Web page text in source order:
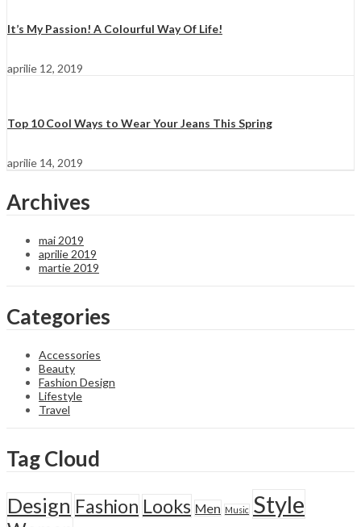
It’s My Passion! A Colourful Way Of Life!
aprilie 12, 2019
Top 10 Cool Ways to Wear Your Jeans This Spring
aprilie 14, 2019
Archives
mai 2019
aprilie 2019
martie 2019
Categories
Accessories
Beauty
Fashion Design
Lifestyle
Travel
Tag Cloud
Design Fashion Looks Men Music Style